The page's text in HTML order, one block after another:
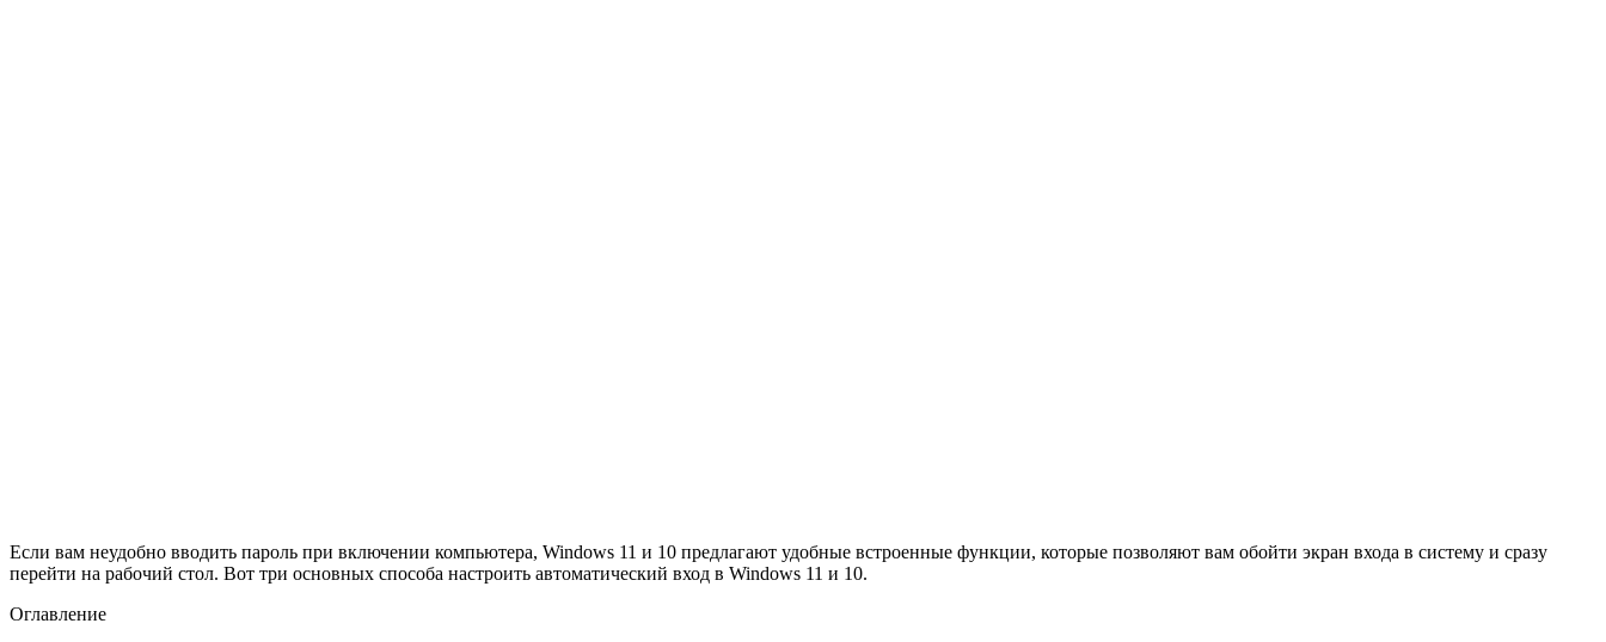
Если вам неудобно вводить пароль при включении компьютера, Windows 11 и 10 предлагают удобные встроенные функции, которые позволяют вам обойти экран входа в систему и сразу
перейти на рабочий стол. Вот три основных способа настроить автоматический вход в Windows 11 и 10.
Оглавление